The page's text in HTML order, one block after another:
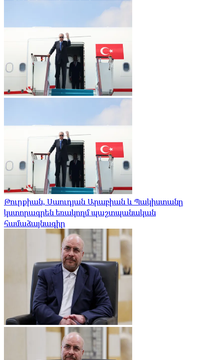
Թուրքիան, Սաուդյան Արաբիան և Պակիստանը
կստորագրեն եռակողմ պաշտպանական
համաձայնագիր